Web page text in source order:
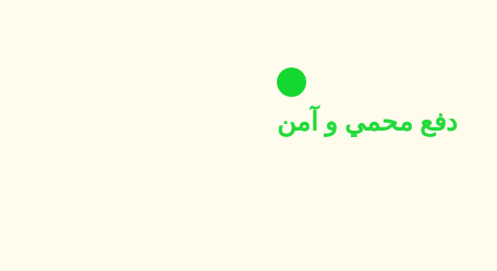
دفع محمي و آمن